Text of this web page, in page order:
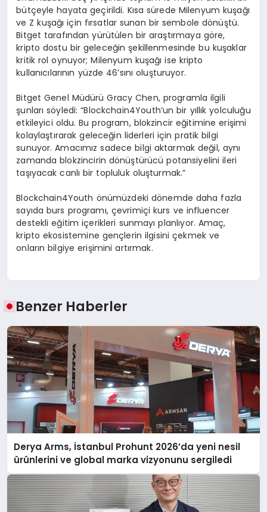
bütçeyle hayata geçirildi. Kısa sürede Milenyum kuşağı
ve Z kuşağı için fırsatlar sunan bir sembole dönüştü.
Bitget tarafından yürütülen bir araştırmaya göre,
kripto dostu bir geleceğin şekillenmesinde bu kuşaklar
kritik rol oynuyor; Milenyum kuşağı ise kripto
kullanıcılarının yüzde 46’sını oluşturuyor.
Bitget Genel Müdürü Gracy Chen, programla ilgili
şunları söyledi: “Blockchain4Youth’un bir yıllık yolculuğu
etkileyici oldu. Bu program, blokzincir eğitimine erişimi
kolaylaştırarak geleceğin liderleri için pratik bilgi
sunuyor. Amacımız sadece bilgi aktarmak değil, aynı
zamanda blokzincirin dönüştürücü potansiyelini ileri
taşıyacak canlı bir topluluk oluşturmak.”
Blockchain4Youth önümüzdeki dönemde daha fazla
sayıda burs programı, çevrimiçi kurs ve influencer
destekli eğitim içerikleri sunmayı planlıyor. Amaç,
kripto ekosistemine gençlerin ilgisini çekmek ve
onların bilgiye erişimini artırmak.
Benzer Haberler
Derya Arms, İstanbul Prohunt 2026’da yeni nesil
ürünlerini ve global marka vizyonunu sergiledi